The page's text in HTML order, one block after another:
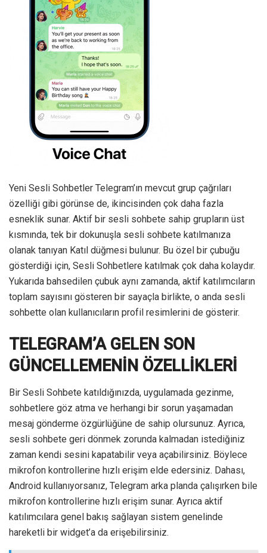
Yeni Sesli Sohbetler Telegram’ın mevcut grup çağrıları
özelliği gibi görünse de, ikincisinden çok daha fazla
esneklik sunar. Aktif bir sesli sohbete sahip grupların üst
kısmında, tek bir dokunuşla sesli sohbete katılmanıza
olanak tanıyan Katıl düğmesi bulunur. Bu özel bir çubuğu
gösterdiği için, Sesli Sohbetlere katılmak çok daha kolaydır.
Yukarıda bahsedilen çubuk aynı zamanda, aktif katılımcıların
toplam sayısını gösteren bir sayaçla birlikte, o anda sesli
sohbette olan kullanıcıların profil resimlerini de gösterir.
TELEGRAM’A GELEN SON
GÜNCELLEMENİN ÖZELLİKLERİ
Bir Sesli Sohbete katıldığınızda, uygulamada gezinme,
sohbetlere göz atma ve herhangi bir sorun yaşamadan
mesaj gönderme özgürlüğüne de sahip olursunuz. Ayrıca,
sesli sohbete geri dönmek zorunda kalmadan istediğiniz
zaman kendi sesini kapatabilir veya açabilirsiniz. Böylece
mikrofon kontrollerine hızlı erişim elde edersiniz. Dahası,
Android kullanıyorsanız, Telegram arka planda çalışırken bile
mikrofon kontrollerine hızlı erişim sunar. Ayrıca aktif
katılımcılara genel bakış sağlayan sistem genelinde
hareketli bir widget’a da erişebilirsiniz.